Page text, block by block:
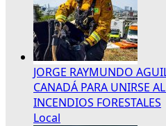
JORGE RAYMUNDO
CANADÁ PARA UNIRSE
INCENDIOS FORESTALES
Local